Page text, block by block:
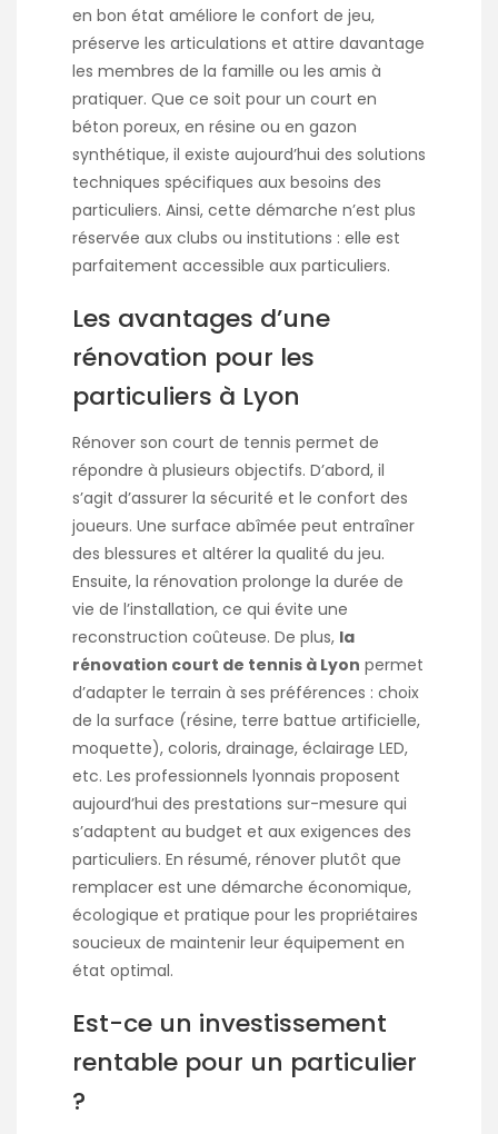
en bon état améliore le confort de jeu,
préserve les articulations et attire davantage
les membres de la famille ou les amis à
pratiquer. Que ce soit pour un court en
béton poreux, en résine ou en gazon
synthétique, il existe aujourd’hui des solutions
techniques spécifiques aux besoins des
particuliers. Ainsi, cette démarche n’est plus
réservée aux clubs ou institutions : elle est
parfaitement accessible aux particuliers.
Les avantages d’une
rénovation pour les
particuliers à Lyon
Rénover son court de tennis permet de
répondre à plusieurs objectifs. D’abord, il
s’agit d’assurer la sécurité et le confort des
joueurs. Une surface abîmée peut entraîner
des blessures et altérer la qualité du jeu.
Ensuite, la rénovation prolonge la durée de
vie de l’installation, ce qui évite une
reconstruction coûteuse. De plus, la
rénovation court de tennis à Lyon permet
d’adapter le terrain à ses préférences : choix
de la surface (résine, terre battue artificielle,
moquette), coloris, drainage, éclairage LED,
etc. Les professionnels lyonnais proposent
aujourd’hui des prestations sur-mesure qui
s’adaptent au budget et aux exigences des
particuliers. En résumé, rénover plutôt que
remplacer est une démarche économique,
écologique et pratique pour les propriétaires
soucieux de maintenir leur équipement en
état optimal.
Est-ce un investissement
rentable pour un particulier
?